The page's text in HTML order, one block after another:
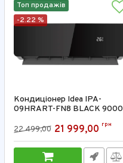
Топ продажів
-2.22 %
Кондиціонер Idea IPA-
09HRART-FN8 BLACK 9000
Артикул: IPA-09HRART-FN8 BLACK
22 499,00 21 999,00 грн